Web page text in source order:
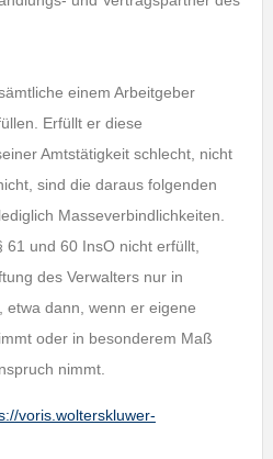
einem Arbeitgeber
Erfüllt er diese
Amtstätigkeit schlecht, nicht
sind die daraus folgenden
Masseverbindlichkeiten.
und 60 InsO nicht erfüllt,
des Verwalters nur in
etwa dann, wenn er eigene
oder in besonderem Maß
nimmt.
voris.wolterskluwer-